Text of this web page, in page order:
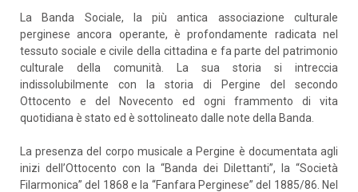
La Banda Sociale, la più antica associazione culturale
perginese ancora operante, è profondamente radicata nel
tessuto sociale e civile della cittadina e fa parte del patrimonio
culturale della comunità. La sua storia si intreccia
indissolubilmente con la storia di Pergine del secondo
Ottocento e del Novecento ed ogni frammento di vita
quotidiana è stato ed è sottolineato dalle note della Banda.
La presenza del corpo musicale a Pergine è documentata agli
inizi dell’Ottocento con la “Banda dei Dilettanti”, la “Società
Filarmonica” del 1868 e la “Fanfara Perginese” del 1885/86. Nel